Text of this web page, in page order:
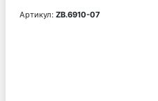
Артикул: ZB.6910-07